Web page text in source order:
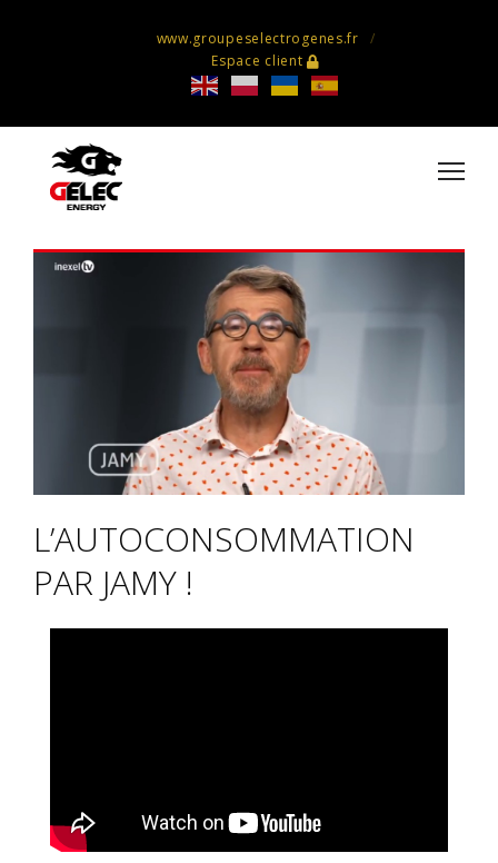
www.groupeselectrogenes.fr
Espace client
L’AUTOCONSOMMATION
PAR JAMY !